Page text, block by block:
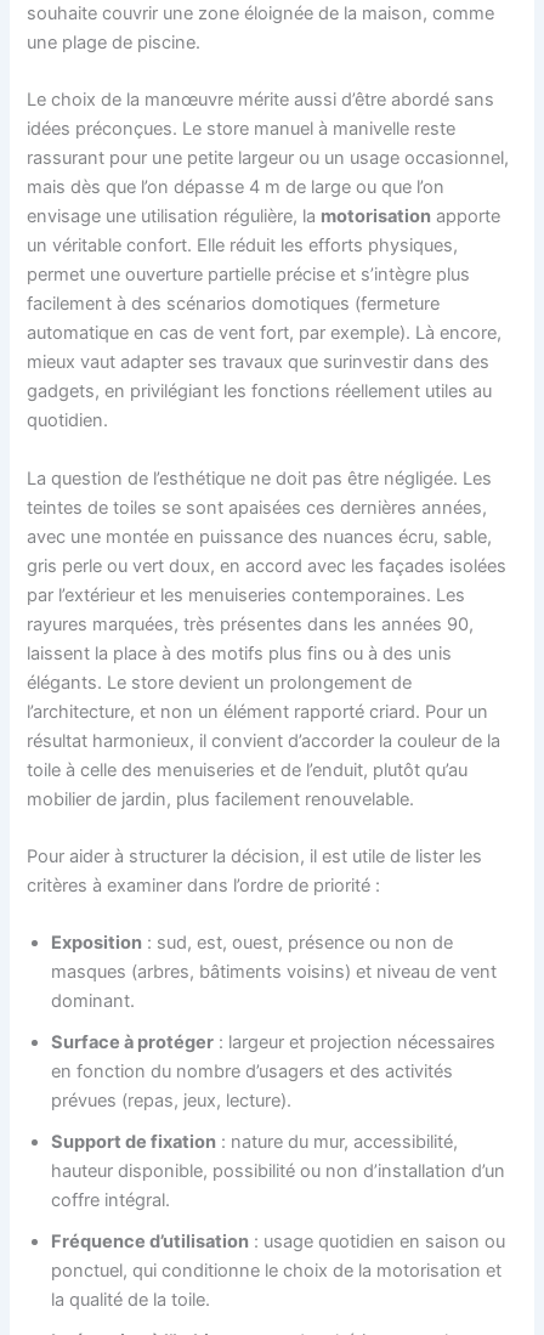
souhaite couvrir une zone éloignée de la maison, comme
une plage de piscine.
Le choix de la manœuvre mérite aussi d’être abordé sans
idées préconçues. Le store manuel à manivelle reste
rassurant pour une petite largeur ou un usage occasionnel,
mais dès que l’on dépasse 4 m de large ou que l’on
envisage une utilisation régulière, la motorisation apporte
un véritable confort. Elle réduit les efforts physiques,
permet une ouverture partielle précise et s’intègre plus
facilement à des scénarios domotiques (fermeture
automatique en cas de vent fort, par exemple). Là encore,
mieux vaut adapter ses travaux que surinvestir dans des
gadgets, en privilégiant les fonctions réellement utiles au
quotidien.
La question de l’esthétique ne doit pas être négligée. Les
teintes de toiles se sont apaisées ces dernières années,
avec une montée en puissance des nuances écru, sable,
gris perle ou vert doux, en accord avec les façades isolées
par l’extérieur et les menuiseries contemporaines. Les
rayures marquées, très présentes dans les années 90,
laissent la place à des motifs plus fins ou à des unis
élégants. Le store devient un prolongement de
l’architecture, et non un élément rapporté criard. Pour un
résultat harmonieux, il convient d’accorder la couleur de la
toile à celle des menuiseries et de l’enduit, plutôt qu’au
mobilier de jardin, plus facilement renouvelable.
Pour aider à structurer la décision, il est utile de lister les
critères à examiner dans l’ordre de priorité :
Exposition : sud, est, ouest, présence ou non de
masques (arbres, bâtiments voisins) et niveau de vent
dominant.
Surface à protéger : largeur et projection nécessaires
en fonction du nombre d’usagers et des activités
prévues (repas, jeux, lecture).
Support de fixation : nature du mur, accessibilité,
hauteur disponible, possibilité ou non d’installation d’un
coffre intégral.
Fréquence d’utilisation : usage quotidien en saison ou
ponctuel, qui conditionne le choix de la motorisation et
la qualité de la toile.